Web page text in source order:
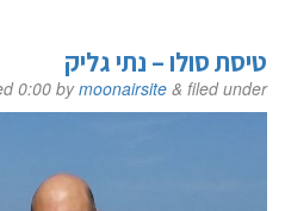
טיסת סולו – נתי גליק
0:00 bymoonairsite & filed under